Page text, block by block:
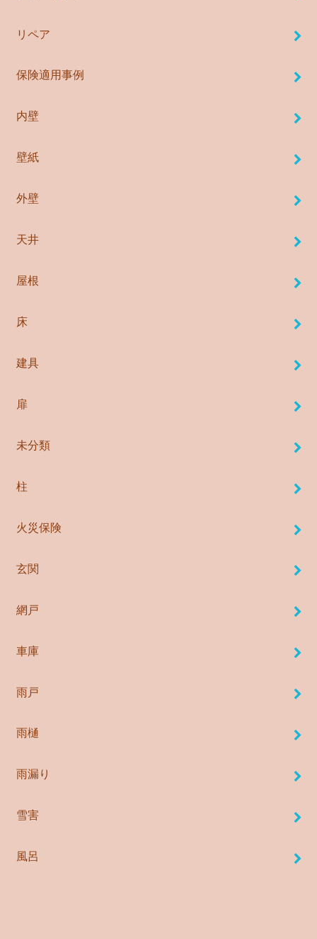
リペア
保険適用事例
内壁
壁紙
外壁
天井
屋根
床
建具
扉
未分類
柱
火災保険
玄関
網戸
車庫
雨戸
雨樋
雨漏り
雪害
風呂